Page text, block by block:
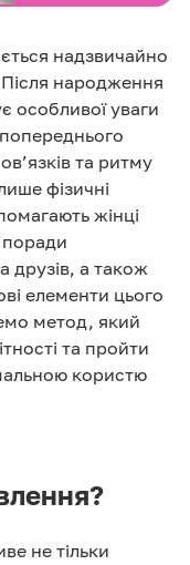
надзвичайно
народження
особливої уваги
та ритму
фізичні
жінці
друзів, а також
елементи цього
метод, який
та пройти
користю
не тільки